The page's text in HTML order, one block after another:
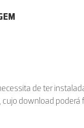
de ter
, cujo download poderá